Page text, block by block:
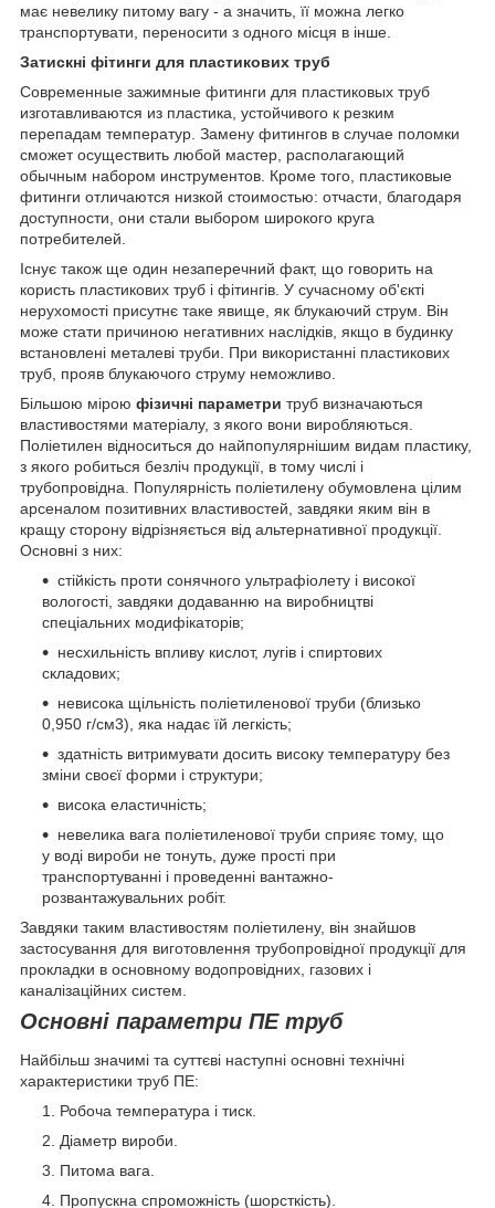
має невелику питому вагу - а значить, її можна легко
транспортувати, переносити з одного місця в інше.
Затискні фітинги для пластикових труб
Современные зажимные фитинги для пластиковых труб
изготавливаются из пластика, устойчивого к резким
перепадам температур. Замену фитингов в случае поломки
сможет осуществить любой мастер, располагающий
обычным набором инструментов. Кроме того, пластиковые
фитинги отличаются низкой стоимостью: отчасти, благодаря
доступности, они стали выбором широкого круга
потребителей.
Існує також ще один незаперечний факт, що говорить на
користь пластикових труб і фітингів. У сучасному об'єкті
нерухомості присутнє таке явище, як блукаючий струм. Він
може стати причиною негативних наслідків, якщо в будинку
встановлені металеві труби. При використанні пластикових
труб, прояв блукаючого струму неможливо.
Більшою мірою фізичні параметри труб визначаються
властивостями матеріалу, з якого вони виробляються.
Поліетилен відноситься до найпопулярнішим видам пластику,
з якого робиться безліч продукції, в тому числі і
трубопровідна. Популярність поліетилену обумовлена цілим
арсеналом позитивних властивостей, завдяки яким він в
кращу сторону відрізняється від альтернативної продукції.
Основні з них:
стійкість проти сонячного ультрафіолету і високої
вологості, завдяки додаванню на виробництві
спеціальних модифікаторів;
несхильність впливу кислот, лугів і спиртових
складових;
невисока щільність поліетиленової труби (близько
0,950 г/см3), яка надає їй легкість;
здатність витримувати досить високу температуру без
зміни своєї форми і структури;
висока еластичність;
невелика вага поліетиленової труби сприяє тому, що
у воді вироби не тонуть, дуже прості при
транспортуванні і проведенні вантажно-
розвантажувальних робіт.
Завдяки таким властивостям поліетилену, він знайшов
застосування для виготовлення трубопровідної продукції для
прокладки в основному водопровідних, газових і
каналізаційних систем.
Основні параметри ПЕ труб
Найбільш значимі та суттєві наступні основні технічні
характеристики труб ПЕ:
Робоча температура і тиск.
Діаметр вироби.
Питома вага.
Пропускна спроможність (шорсткість).